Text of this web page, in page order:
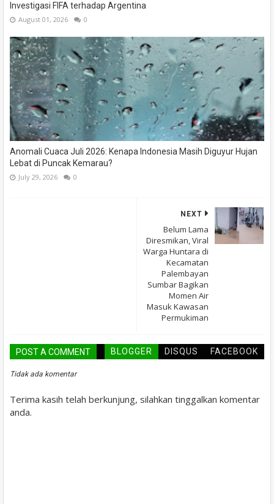
Investigasi FIFA terhadap Argentina
August 01, 2026 0
Anomali Cuaca Juli 2026: Kenapa Indonesia Masih Diguyur Hujan
Lebat di Puncak Kemarau?
July 29, 2026 0
NEXT
Belum Lama
Diresmikan, Viral
Warga Huntara di
Kecamatan
Palembayan
Sumbar Bagikan
Momen Air
Masuk Kawasan
Permukiman
POST A COMMENT BLOGGER DISQUS FACEBOOK
Tidak ada komentar
Terima kasih telah berkunjung, silahkan tinggalkan komentar
anda.